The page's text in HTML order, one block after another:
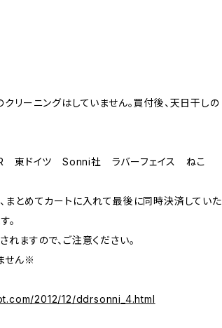
リーニングはしていません。買付後、天日干しの
ドイツ Sonni社 ラバーフェイス ねこ
まとめてカートに入れて最後に同時決済していた
。
ますので、ご注意ください。
せん※
2012/12/ddrsonni_4.html